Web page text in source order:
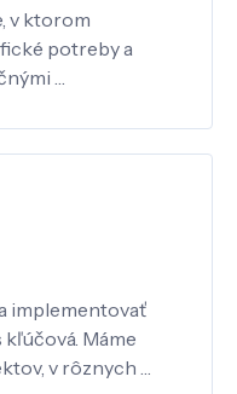
v ktorom
potreby a
…
implementovať
Máme
v rôznych …